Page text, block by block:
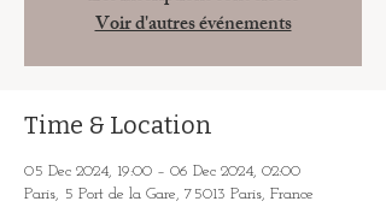
Voir d'autres événements
Time & Location
05 Dec 2024, 19:00 – 06 Dec 2024, 02:00
Paris, 5 Port de la Gare, 75013 Paris, France